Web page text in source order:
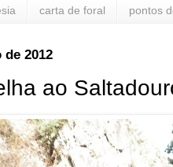
carta de foral pontos
2012
ao